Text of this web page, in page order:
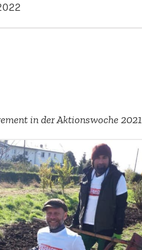
in der Aktions­woche 2021